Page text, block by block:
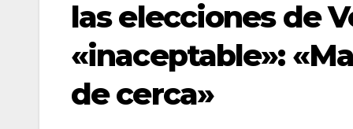
las elecciones de
«inaceptable»:
de cerca»